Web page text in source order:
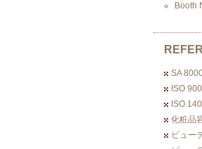
Booth
SA
ISO
ISO
化粧品
ビュー